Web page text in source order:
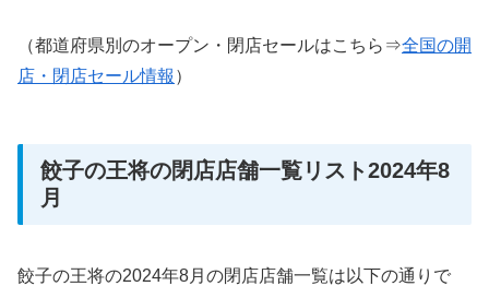
（都道府県別のオープン・閉店セールはこちら⇒全国の開
店・閉店セール情報 ）
餃子の王将の閉店店舗一覧リスト2024年8
月
餃子の王将の2024年8月の閉店店舗一覧は以下の通りで